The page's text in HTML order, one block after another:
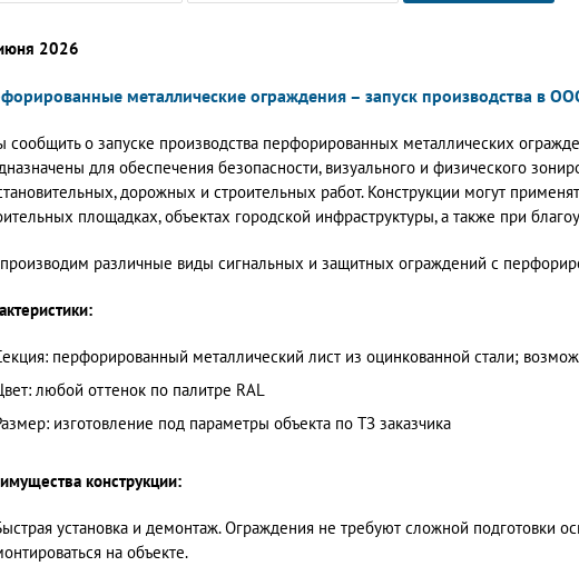
2026
металлические ограждения – запуск производства в
сообщить о запуске производства перфорированных металлических
для обеспечения безопасности, визуального и физического
дорожных и строительных работ. Конструкции могут
площадках, объектах городской инфраструктуры, а также при
различные виды сигнальных и защитных ограждений с
перфорированный металлический лист из оцинкованной стали;
любой оттенок по палитре RAL
изготовление под параметры объекта по ТЗ заказчика
конструкции:
установка и демонтаж. Ограждения не требуют сложной подготовки
на объекте.